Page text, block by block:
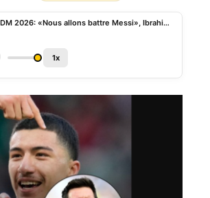
CDM 2026: «Nous allons battre Messi», Ibrahim Maza avant Algérie – Argentine
1x